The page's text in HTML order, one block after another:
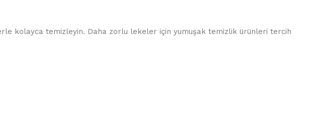
kolayca temizleyin. Daha zorlu lekeler için yumuşak temizlik ürünleri tercih